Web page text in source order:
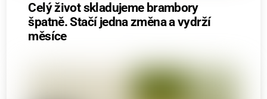
Celý život skladujeme brambory
špatně. Stačí jedna změna a vydrží
měsíce